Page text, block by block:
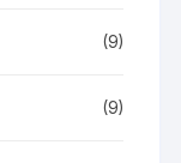
(9)
(9)